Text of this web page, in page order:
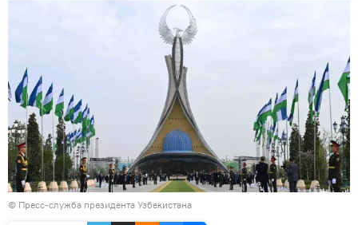
© Пресс-служба президента Узбекистана